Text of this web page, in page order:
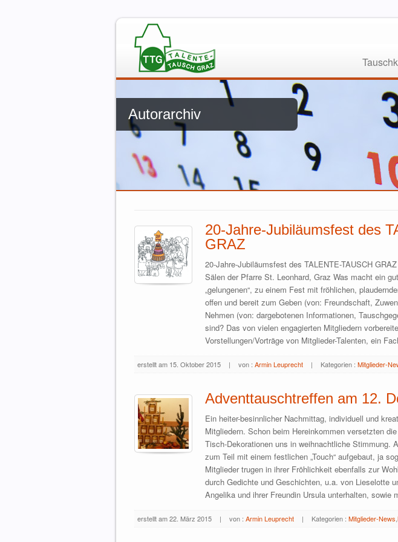
Autorarchiv
20-Jahre-Jubiläumsfest des
GRAZ
20-Jahre-Jubiläumsfest des TALENTE-TAUSCH
Sälen der Pfarre St. Leonhard, Graz Was macht ein
„gelungenen“, zu einem Fest mit fröhlichen,
offen und bereit zum Geben (von: Freundschaft,
Nehmen (von: dargebotenen Informationen,
sind? Das von vielen engagierten Mitgliedern
Vorstellungen/Vorträge von Mitglieder-Talenten, ein
erstellt am 15. Oktober 2015 | von : Armin Leuprecht | Kategorien : Mitglieder-
Adventtauschtreffen am 12.
Ein heiter-besinnlicher Nachmittag, individuell und
Mitgliedern. Schon beim Hereinkommen versetzten
Tisch-Dekorationen uns in weihnachtliche Stimmung.
zum Teil mit einem festlichen „Touch“ aufgebaut, ja
Mitglieder trugen in ihrer Fröhlichkeit ebenfalls zur
durch Gedichte und Geschichten, u.a. von Lieselotte
Angelika und ihrer Freundin Ursula unterhalten, sowie
erstellt am 22. März 2015 | von : Armin Leuprecht | Kategorien : Mitglieder-News